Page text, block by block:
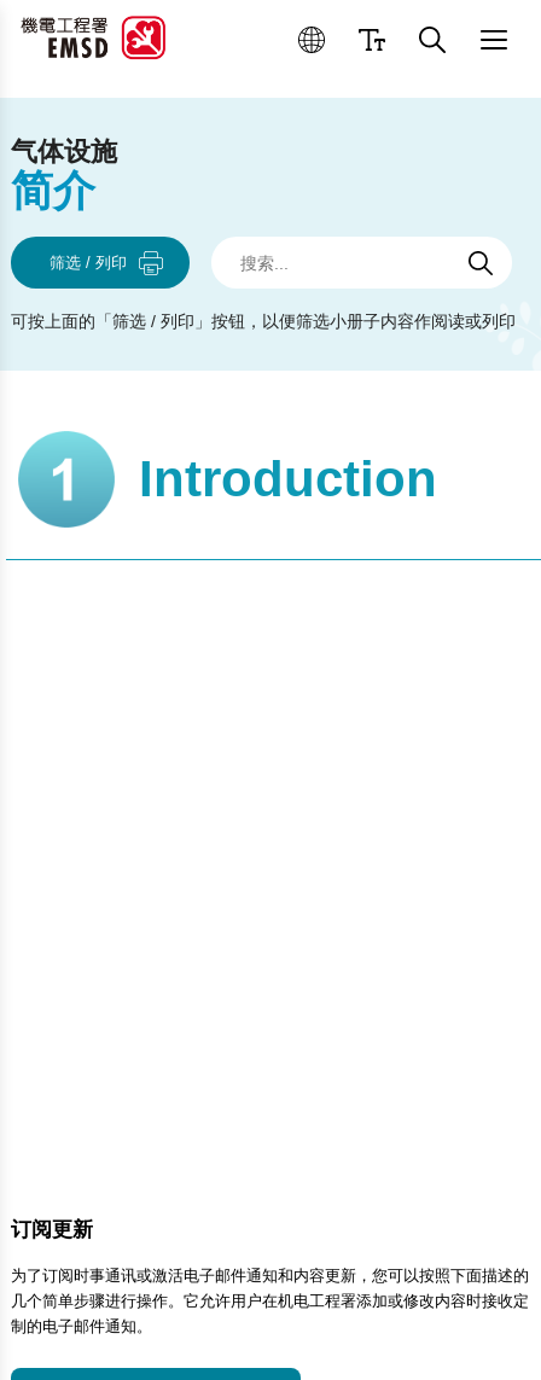
气体设施
简介
筛选 / 列印
搜索
搜索
搜索
可按上面的「筛选 / 列印」按钮，以便筛选小册子内容作阅读或列印
Introduction
订阅更新
为了订阅时事通讯或激活电子邮件通知和内容更新，您可以按照下面描述的
几个简单步骤进行操作。它允许用户在机电工程署添加或修改内容时接收定
制的电子邮件通知。